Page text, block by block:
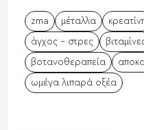
zma μέταλλα
άγχος - στρες
βοτανοθεραπεία
ωμέγα λιπαρά οξέα